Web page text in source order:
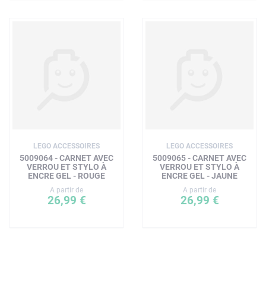
LEGO ACCESSOIRES
5009064 - CARNET AVEC
VERROU ET STYLO À
ENCRE GEL - ROUGE
A partir de
26,99 €
LEGO ACCESSOIRES
5009065 - CARNET AVEC
VERROU ET STYLO À
ENCRE GEL - JAUNE
A partir de
26,99 €